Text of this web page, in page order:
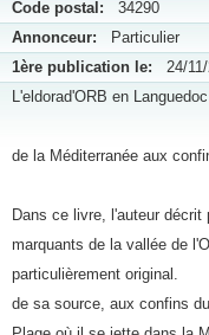
Code postal: 34290
Annonceur: Particulier
1ère publication le: 24/11/
L'eldorad'ORB en Languedoc
de la Méditerranée aux
Dans ce livre, l'auteur
marquants de la vallée de
particulièrement original.
de sa source, aux confins